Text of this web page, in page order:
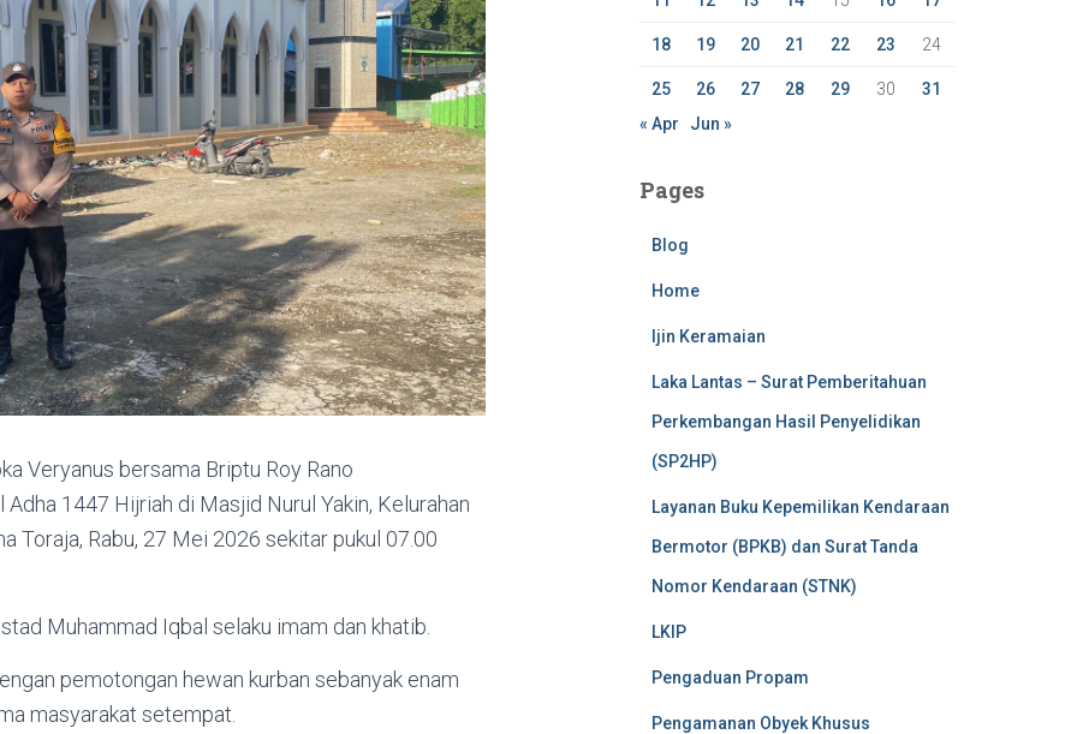
Veryanus bersama Briptu Roy Rano
1447 Hijriah di Masjid Nurul Yakin, Kelurahan
Toraja, Rabu, 27 Mei 2026 sekitar pukul 07.00
Muhammad Iqbal selaku imam dan khatib.
pemotongan hewan kurban sebanyak enam
masyarakat setempat.
18 19 20 21 22 23 24
25 26 27 28 29 30
31
« Apr
Jun »
Pages
Blog
Home
Ijin Keramaian
Laka Lantas – Surat Pemberitahuan
Perkembangan Hasil Penyelidikan
(SP2HP)
Layanan Buku Kepemilikan Kendaraan
Bermotor (BPKB) dan Surat Tanda
Nomor Kendaraan (STNK)
LKIP
Pengaduan Propam
Pengamanan Obyek Khusus